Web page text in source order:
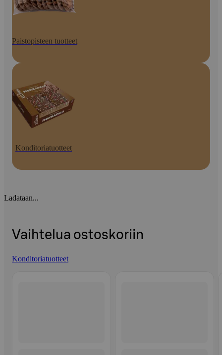
Paistopisteen tuotteet
Konditoriatuotteet
Ladataan...
Vaihtelua ostoskoriin
Konditoriatuotteet